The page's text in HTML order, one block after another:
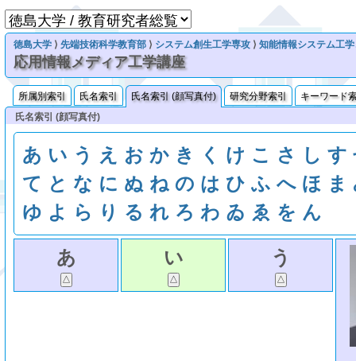
徳島大学 ⟩先端技術科学教育部 ⟩ システム創生工学専攻 ⟩知能情報システム工
応用情報メディア工学講座
所属別索引 氏名索引 氏名索引 (顔写真付) 研究分野索引
キーワード
氏名索引 (顔写真付)
あ い う え お か き く け こ さ し す
て と な に ぬ ね の は ひ ふ へ ほ ま
ゆ よ ら り る れ ろ わ ゐ ゑ を ん
あ い う